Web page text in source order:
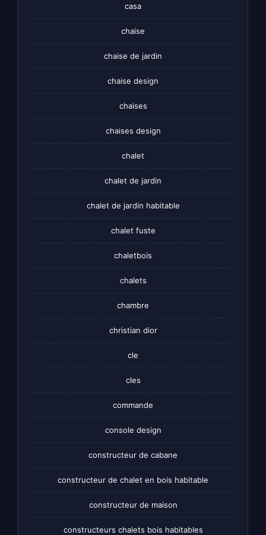
casa
chaise
chaise de jardin
chaise design
chaises
chaises design
chalet
chalet de jardin
chalet de jardin habitable
chalet fuste
chaletbois
chalets
chambre
christian dior
cle
cles
commande
console design
constructeur de cabane
constructeur de chalet en bois habitable
constructeur de maison
constructeurs chalets bois habitables